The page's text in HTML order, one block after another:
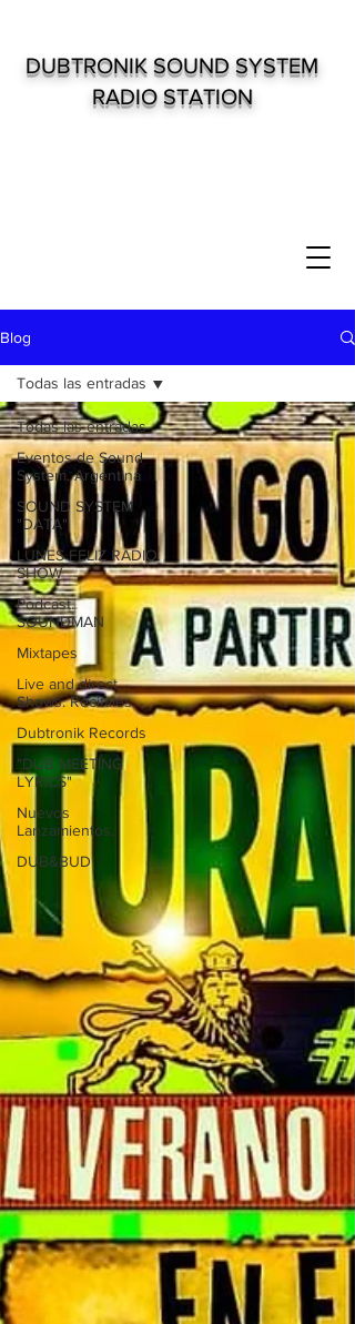
DUBTRONIK SOUND SYSTEM
RADIO STATION
Blog
Todas las entradas
Eventos de Sound
System. Argentina
SOUND SYSTEM
"DATA"
LUNES FELIZ RADIO
SHOW
Podcast.
SOUNDMAN
Mixtapes
Live and direct.
Shows. Recitales.
Dubtronik Records
"DUB MEETING
LYRICS"
Nuevos
Lanzamientos.
DUB&BUD
Todas las entradas